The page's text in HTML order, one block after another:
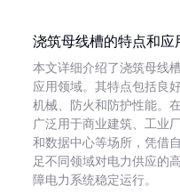
浇筑母线槽的特点和应
本文详细介绍了浇筑母线
应用领域。其特点包括良好
机械、防火和防护性能。
广泛用于商业建筑、工业
和数据中心等场所，凭借
足不同领域对电力供应的
障电力系统稳定运行。